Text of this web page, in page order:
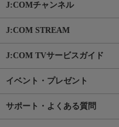
J:COMチャンネル
J:COM STREAM
J:COM TVサービスガイド
イベント・プレゼント
サポート・よくある質問